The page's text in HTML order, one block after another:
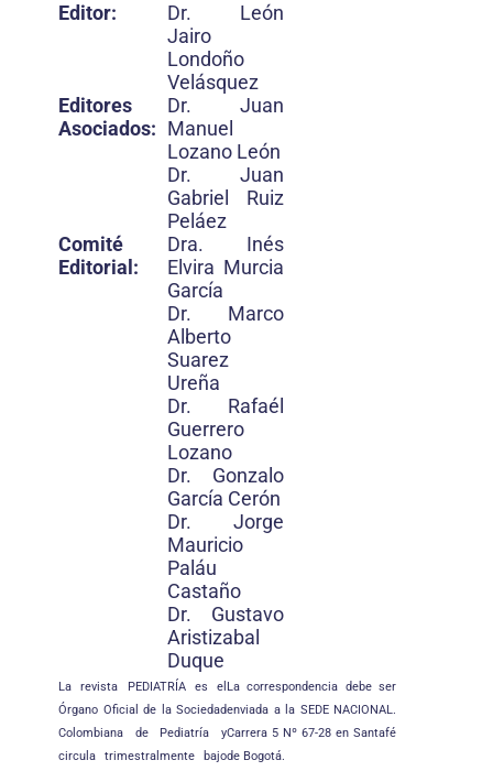
Editor:
Dr. León
Jairo
Londoño
Velásquez
Editores
Asociados:
Dr. Juan
Manuel
Lozano León
Dr. Juan
Gabriel Ruiz
Peláez
Comité
Editorial:
Dra. Inés
Elvira Murcia
García
Dr. Marco
Alberto
Suarez
Ureña
Dr. Rafaél
Guerrero
Lozano
Dr. Gonzalo
García Cerón
Dr. Jorge
Mauricio
Paláu
Castaño
Dr. Gustavo
Aristizabal
Duque
La revista PEDIATRÍA es el
Órgano Oficial de la Sociedad
Colombiana de Pediatría y
circula trimestralmente bajo
La correspondencia debe ser
enviada a la SEDE NACIONAL.
Carrera 5 Nº 67-28 en Santafé
de Bogotá.